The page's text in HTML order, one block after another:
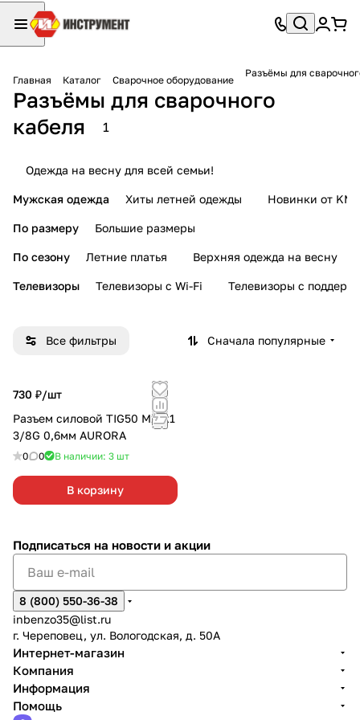
Главная Каталог Сварочное оборудование
Разъёмы для
Разъёмы для сварочного
кабеля
1
Одежда на весну для всей семьи!
Мужская одежда Хиты летней одежды Новинки от KMI
По размеру Большие размеры
По сезону Летние платья Верхняя одежда на весну
Телевизоры Телевизоры с Wi-Fi Телевизоры с
Все фильтры Сначала популярные
730 ₽/шт
Разъем силовой TIG50 М12х1
3/8G 0,6мм AURORA
0 0 В наличии: 3 шт
В корзину
Подписаться на новости и акции
8 (800) 550-36-38
inbenzo35@list.ru
г. Череповец, ул. Вологодская, д. 50А
Интернет-магазин
Компания
Информация
Помощь